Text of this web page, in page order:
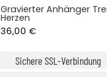
Gravierter Anhänger
Herzen
36,00 €
Sichere SSL-Verbindung